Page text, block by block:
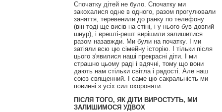
Спочатку дітей не було. Спочатку ми
закохалися одне в одного, разом прогулювали
заняття, теревенили до ранку по телефону
(він тоді ще висів на стіні, і у нього був довгий
шнур), і врешті-решт вирішили залишитися
разом назавжди. Ми були на початку. І ми
затіяли всю цю сімейну історію. І тільки після
цього з'явилися наші прекрасні діти. І ми
страшно цьому раді і вдячні, тому що вони
дають нам стільки світла і радості. Але наш
союз священний. І саме цю сакральність ми
повинні з усіх сил охороняти.
ПІСЛЯ ТОГО, ЯК ДІТИ ВИРОСТУТЬ, МИ
ЗАЛИШИМОСЯ УДВОХ